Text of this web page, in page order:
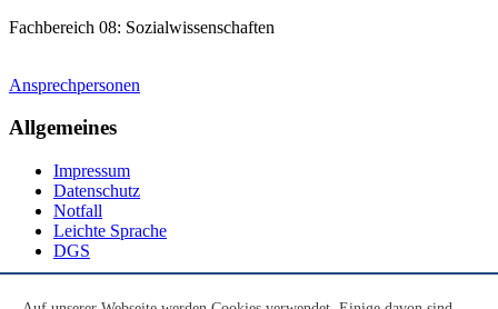
Fachbereich 08: Sozialwissenschaften
Ansprechpersonen
Allgemeines
Impressum
Datenschutz
Notfall
Leichte Sprache
DGS